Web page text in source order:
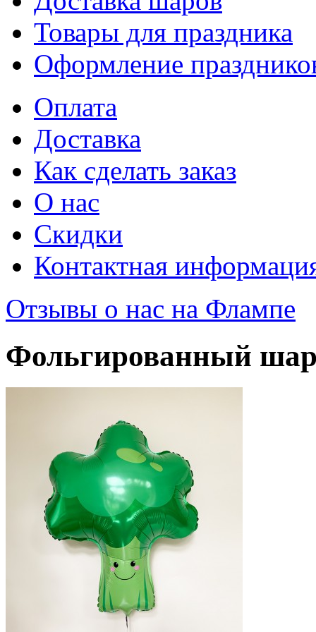
Товары для праздника
Оформление
Оплата
Доставка
Как сделать заказ
О нас
Скидки
Контактная
Отзывы о нас на Флампе
Фольгированный